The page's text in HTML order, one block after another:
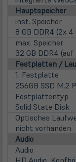
Hauptspeicher
inst. Speicher
8 GB DDR4 (2x 4
max. Speicher
32 GB DDR4
Festplatten /
1. Festplatte
256GB SSD M.2
Festplattentyp
Solid State Disk
Optisches
nicht vorhanden
Audio
Audio